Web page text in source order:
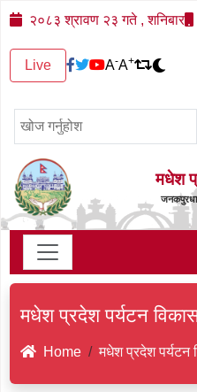
२०८३ श्रावण २३ गते , शनिबार
Live A-A+
मधेश
मधेश प्रदेश पर्यटन
Home मधेश प्रदेश पर्यटन